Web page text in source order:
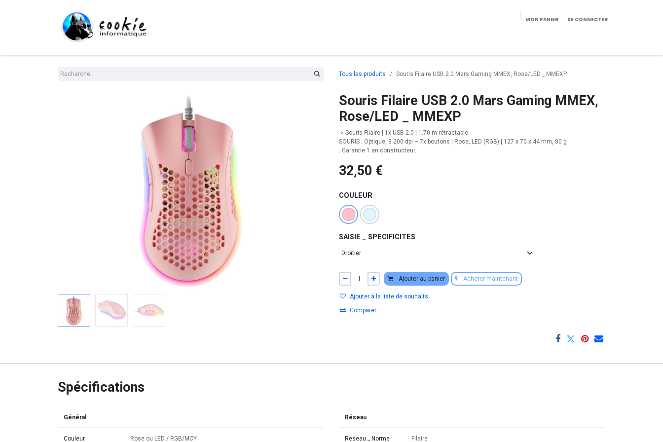
MON PANIER SE CONNECTER
Tous les produits Souris Filaire USB 2.0 Mars Gaming MMEX, Rose/LED _ MMEXP
Souris Filaire USB 2.0 Mars Gaming MMEX,
Rose/LED _ MMEXP
-> Souris Filaire | 1x USB 2.0 | 1.70 m rétractable
SOURIS : Optique, 3 200 dpi – 7x boutons | Rose, LED (RGB) | 127 x 70 x 44 mm, 80 g
. Garantie 1 an constructeur.
32,50 €
COULEUR
SAISIE _ SPECIFICITES
Ajouter au panier Acheter maintenant
Ajouter à la liste de souhaits
Comparer
Spécifications
Général
Couleur Rose ou LED / RGB/MCY
Réseau
Reseau _ Norme Filaire